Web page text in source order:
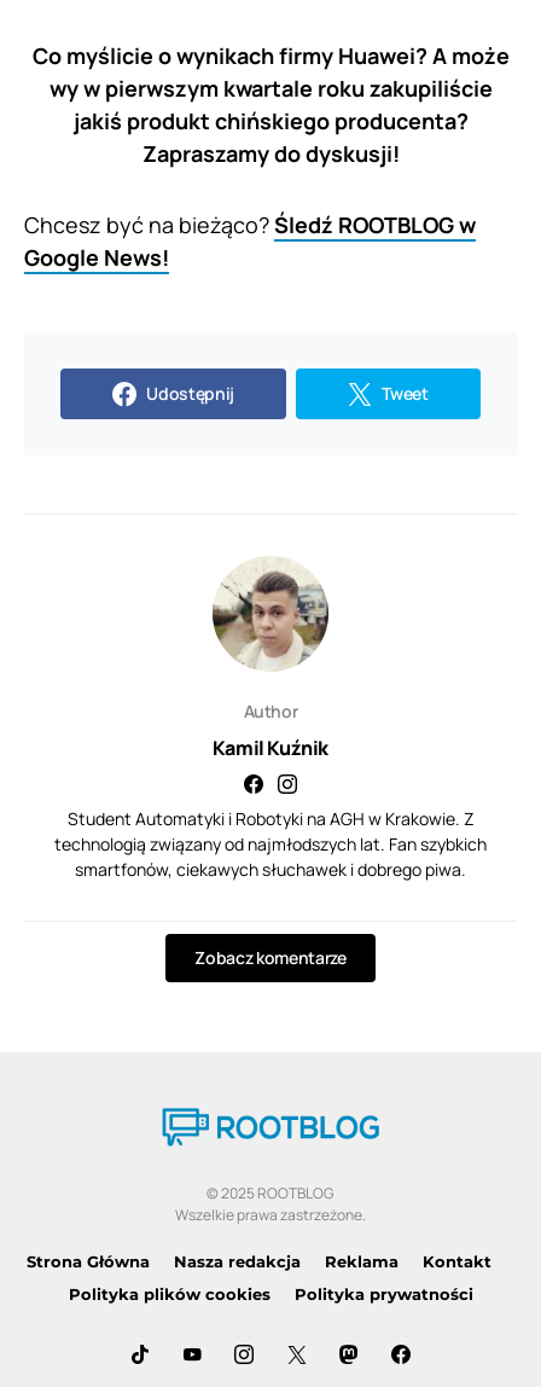
Co myślicie o wynikach firmy Huawei? A może
wy w pierwszym kwartale roku zakupiliście
jakiś produkt chińskiego producenta?
Zapraszamy do dyskusji!
Chcesz być na bieżąco?Śledź ROOTBLOG w
Google News!
Udostępnij Tweet
Author
Kamil Kuźnik
Student Automatyki i Robotyki na AGH w Krakowie. Z
technologią związany od najmłodszych lat. Fan szybkich
smartfonów, ciekawych słuchawek i dobrego piwa.
Zobacz komentarze
© 2025 ROOTBLOG
Wszelkie prawa zastrzeżone.
Strona Główna Nasza redakcja Reklama
Kontakt
Polityka plików cookies
Polityka prywatności